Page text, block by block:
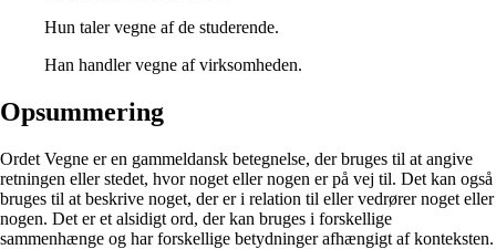
Hun taler vegne af de studerende.
Han handler vegne af virksomheden.
Opsummering
Ordet Vegne er en gammeldansk betegnelse, der bruges til at angive
retningen eller stedet, hvor noget eller nogen er på vej til. Det kan også
bruges til at beskrive noget, der er i relation til eller vedrører noget eller
nogen. Det er et alsidigt ord, der kan bruges i forskellige
sammenhænge og har forskellige betydninger afhængigt af konteksten.